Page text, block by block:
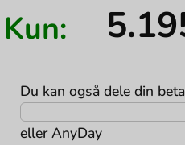
Kun:
Du kan også dele din
ellerAnyDay